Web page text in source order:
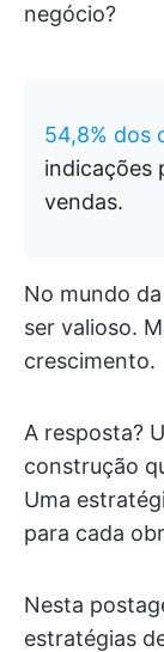
negócio?
54,8% dos
indicações
vendas.
No mundo
ser valioso.
crescimento.
A resposta?
construção
Uma
para cada
Nesta
estratégias